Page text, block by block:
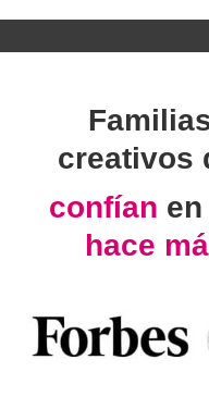
creativos
confían
hace